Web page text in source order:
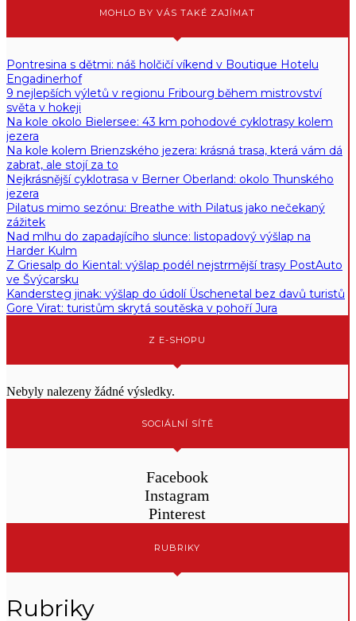
MOHLO BY VÁS TAKÉ ZAJÍMAT
Pontresina s dětmi: náš holčičí víkend v Boutique Hotelu
Engadinerhof
9 nejlepších výletů v regionu Fribourg během mistrovství
světa v hokeji
Na kole okolo Bielersee: 43 km pohodové cyklotrasy kolem
jezera
Na kole kolem Brienzského jezera: krásná trasa, která vám dá
zabrat, ale stojí za to
Nejkrásnější cyklotrasa v Berner Oberland: okolo Thunského
jezera
Pilatus mimo sezónu: Breathe with Pilatus jako nečekaný
zážitek
Nad mlhu do zapadajícího slunce: listopadový výšlap na
Harder Kulm
Z Griesalp do Kiental: výšlap podél nejstrmější trasy PostAuto
ve Švýcarsku
Kandersteg jinak: výšlap do údolí Üschenetal bez davů turistů
Gore Virat: turistům skrytá soutěska v pohoří Jura
Z E-SHOPU
Nebyly nalezeny žádné výsledky.
SOCIÁLNÍ SÍTĚ
Facebook
Instagram
Pinterest
RUBRIKY
Rubriky